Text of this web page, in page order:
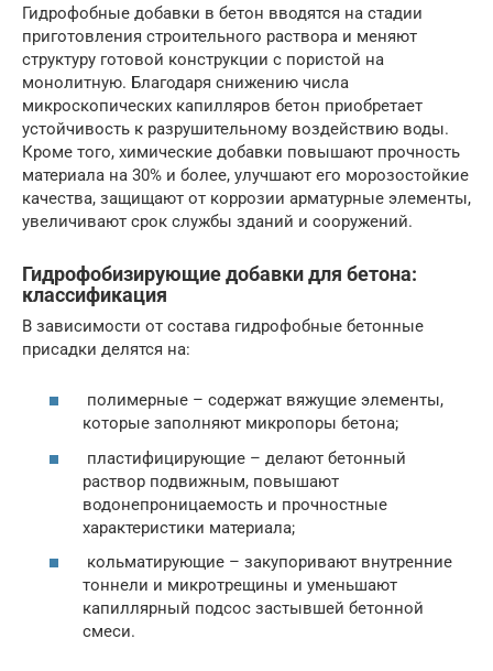
Гидрофобные добавки в бетон вводятся на стадии
приготовления строительного раствора и меняют
структуру готовой конструкции с пористой на
монолитную. Благодаря снижению числа
микроскопических капилляров бетон приобретает
устойчивость к разрушительному воздействию воды.
Кроме того, химические добавки повышают прочность
материала на 30% и более, улучшают его морозостойкие
качества, защищают от коррозии арматурные элементы,
увеличивают срок службы зданий и сооружений.
Гидрофобизирующие добавки для бетона:
классификация
В зависимости от состава гидрофобные бетонные
присадки делятся на:
полимерные – содержат вяжущие элементы,
которые заполняют микропоры бетона;
пластифицирующие – делают бетонный
раствор подвижным, повышают
водонепроницаемость и прочностные
характеристики материала;
кольматирующие – закупоривают внутренние
тоннели и микротрещины и уменьшают
капиллярный подсос застывшей бетонной
смеси.